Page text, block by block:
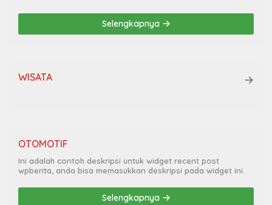
Selengkapnya
WISATA
OTOMOTIF
Ini adalah contoh deskripsi untuk widget recent post
wpberita, anda bisa memasukkan deskripsi pada widget ini.
Selengkapnya